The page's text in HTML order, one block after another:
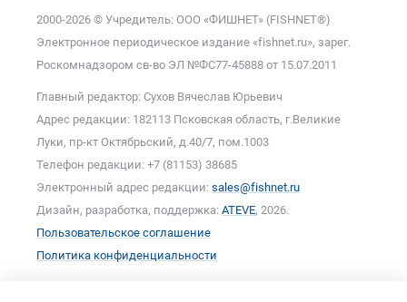
2000-2026 © Учредитель: ООО «ФИШНЕТ» (FISHNET®)
Электронное периодическое издание «fishnet.ru», зарег.
Роскомнадзором cв-во ЭЛ №ФС77-45888 от 15.07.2011
Главный редактор: Сухов Вячеслав Юрьевич
Адрес редакции: 182113 Псковская область, г.Великие
Луки, пр-кт Октябрьский, д.40/7, пом.1003
Телефон редакции: +7 (81153) 38685
Электронный адрес редакции: sales@fishnet.ru
Дизайн, разработка, поддержка: ATEVE, 2026.
Пользовательское соглашение
Политика конфиденциальности